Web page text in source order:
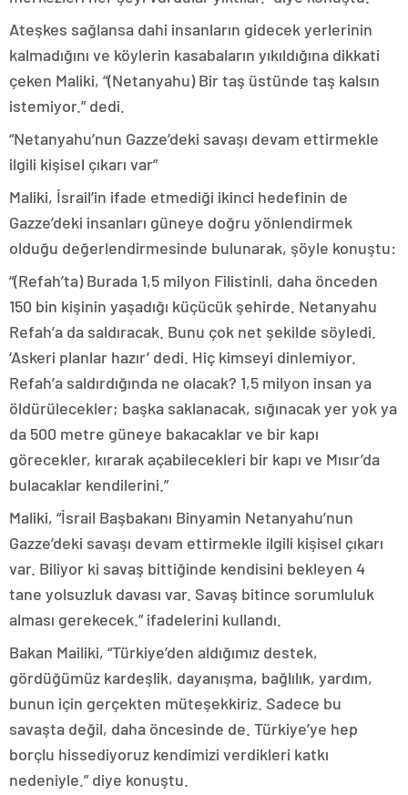
Ateşkes sağlansa dahi insanların gidecek yerlerinin
kalmadığını ve köylerin kasabaların yıkıldığına dikkati
çeken Maliki, “(Netanyahu) Bir taş üstünde taş kalsın
istemiyor.” dedi.
“Netanyahu’nun Gazze’deki savaşı devam ettirmekle
ilgili kişisel çıkarı var”
Maliki, İsrail’in ifade etmediği ikinci hedefinin de
Gazze’deki insanları güneye doğru yönlendirmek
olduğu değerlendirmesinde bulunarak, şöyle konuştu:
“(Refah’ta) Burada 1,5 milyon Filistinli, daha önceden
150 bin kişinin yaşadığı küçücük şehirde. Netanyahu
Refah’a da saldıracak. Bunu çok net şekilde söyledi.
‘Askeri planlar hazır’ dedi. Hiç kimseyi dinlemiyor.
Refah’a saldırdığında ne olacak? 1,5 milyon insan ya
öldürülecekler; başka saklanacak, sığınacak yer yok ya
da 500 metre güneye bakacaklar ve bir kapı
görecekler, kırarak açabilecekleri bir kapı ve Mısır’da
bulacaklar kendilerini.”
Maliki, “İsrail Başbakanı Binyamin Netanyahu’nun
Gazze’deki savaşı devam ettirmekle ilgili kişisel çıkarı
var. Biliyor ki savaş bittiğinde kendisini bekleyen 4
tane yolsuzluk davası var. Savaş bitince sorumluluk
alması gerekecek.” ifadelerini kullandı.
Bakan Mailiki, “Türkiye’den aldığımız destek,
gördüğümüz kardeşlik, dayanışma, bağlılık, yardım,
bunun için gerçekten müteşekkiriz. Sadece bu
savaşta değil, daha öncesinde de. Türkiye’ye hep
borçlu hissediyoruz kendimizi verdikleri katkı
nedeniyle.” diye konuştu.